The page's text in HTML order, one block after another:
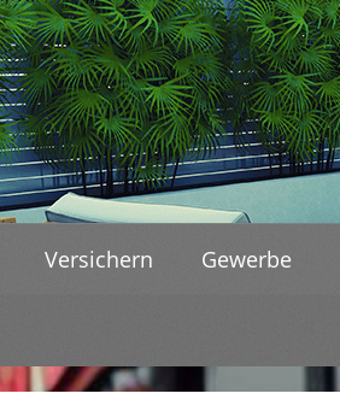
Versichern Gewerbe